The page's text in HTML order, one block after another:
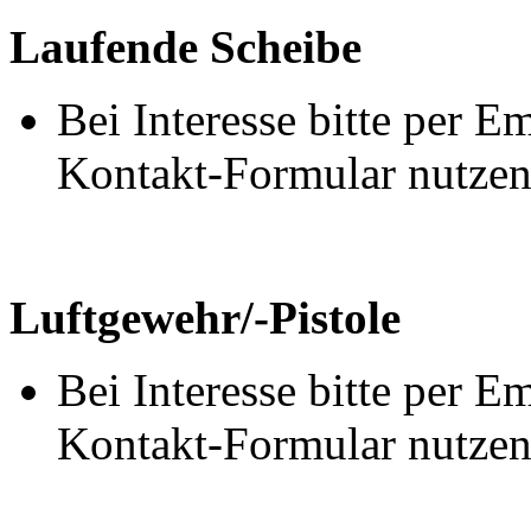
Laufende Scheibe
Bei Interesse bitte per
Kontakt-Formular
Luftgewehr/-Pistole
Bei Interesse bitte per
Kontakt-Formular